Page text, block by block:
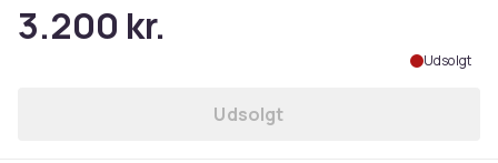
3.200 kr.
Udsolgt
Udsolgt